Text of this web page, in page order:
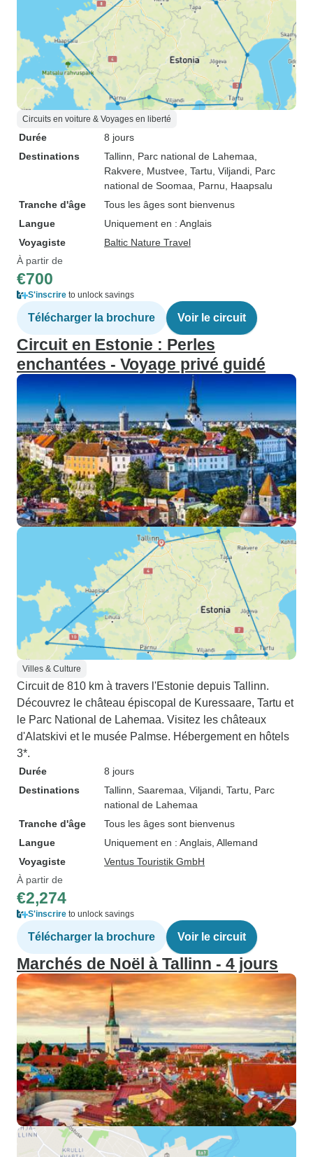
Circuits en voiture & Voyages en liberté
Durée
8 jours
Destinations
Tallinn , Parc national de Lahemaa
Rakvere , Mustvee , Tartu , Viljandi , Parc
national de Soomaa , Parnu , Haapsalu
Tranche d'âge
Tous les âges sont bienvenus
Langue
Uniquement en : Anglais
Voyagiste
Baltic Nature Travel
À partir de
€700
S'inscrire to unlock savings
Télécharger la brochure Voir le circuit
Circuit en Estonie : Perles
enchantées - Voyage privé guidé
Villes & Culture
Circuit de 810 km à travers l'Estonie depuis Tallinn.
Découvrez le château épiscopal de Kuressaare, Tartu et
le Parc National de Lahemaa. Visitez les châteaux
d'Alatskivi et le musée Palmse. Hébergement en hôtels
3*.
Durée
8 jours
Destinations
Tallinn , Saaremaa , Viljandi , Tartu , Parc
national de Lahemaa
Tranche d'âge
Tous les âges sont bienvenus
Langue
Uniquement en : Anglais, Allemand
Voyagiste
Ventus Touristik GmbH
À partir de
€2,274
S'inscrire to unlock savings
Télécharger la brochure Voir le circuit
Marchés de Noël à Tallinn - 4 jours